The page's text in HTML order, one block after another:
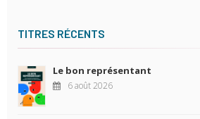
TITRES RÉCENTS
Le bon représentant
6 août 2026